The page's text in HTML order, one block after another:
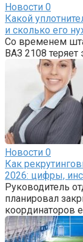
Новости 0
Какой
и сколько его
Со временем
ВАЗ 2108 теряет
Новости 0
Как
2026: цифры,
Руководитель
планировал
координаторов